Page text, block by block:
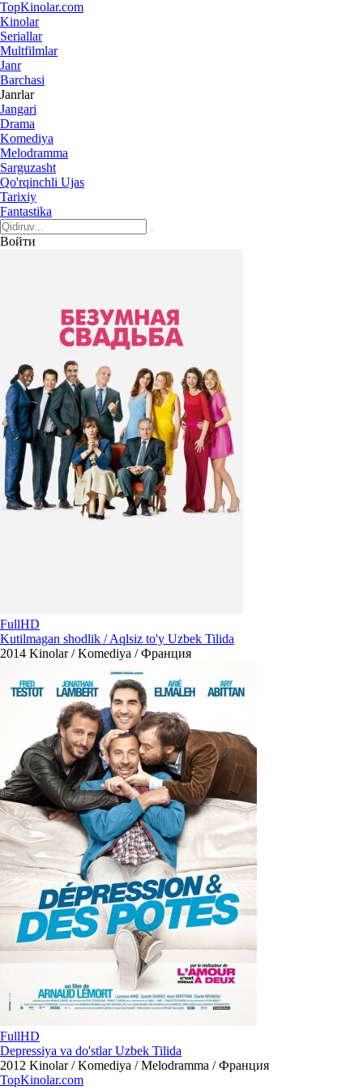
TopKinolar.com
Kinolar
Seriallar
Multfilmlar
Janr
Barchasi
Janrlar
Jangari
Drama
Komediya
Melodramma
Sarguzasht
Qo'rqinchli Ujas
Tarixiy
Fantastika
Войти
FullHD
Kutilmagan shodlik / Aqlsiz to'y Uzbek Tilida
2014 Kinolar / Komediya / Франция
FullHD
Depressiya va do'stlar Uzbek Tilida
2012 Kinolar / Komediya / Melodramma / Франция
TopKinolar.com